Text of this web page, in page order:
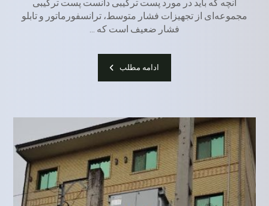
مجموعه‌ای از تجهیزات فشار متوسط، ترانسفورماتور و تابلو
فشار ضعیف است که ...
ادامه مطلب